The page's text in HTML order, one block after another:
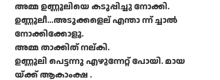
അമ്മ ഉണ്ണൂലിയെ കടുപ്പിച്ചു നോക്കി.
ഉണ്ണൂലീ…അടുക്കളെല് എന്താ ന്ന് ച്ചാൽ
നോക്കിക്കോളൂ.
അമ്മ താക്കിത് നല്കി.
ഉണ്ണൂലി പെട്ടന്നു എഴുന്നേറ്റ് പോയി. മായ
യ്ക്ക് ആകാംക്ഷ .